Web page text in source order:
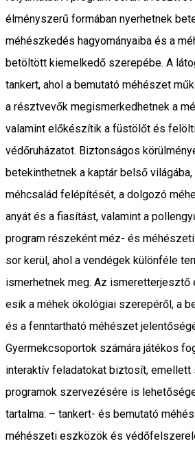
élményszerű formában nyerhetnek
méhészkedés hagyományaiba és a
betöltött kiemelkedő szerepébe. A
tankert, ahol a bemutató méhészet
a résztvevők megismerkedhetnek a
valamint előkészítik a füstölőt és
védőruházatot. Biztonságos
betekinthetnek a kaptár belső
méhcsalád felépítését, a dolgozó
anyát és a fiasítást, valamint a
program részeként méz- és
sor kerül, ahol a vendégek különféle
ismerhetnek meg. Az ismeretterjesztő
esik a méhek ökológiai szerepéről, a
és a fenntartható méhészet
Gyermekcsoportok számára játékos
interaktív feladatokat biztosít,
programok szervezésére is
tartalma: – tankert- és bemutató
méhészeti eszközök és